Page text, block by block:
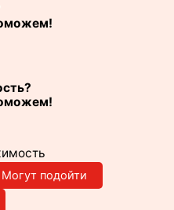
Могут подойти